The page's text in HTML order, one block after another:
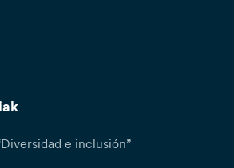
e inclusión”